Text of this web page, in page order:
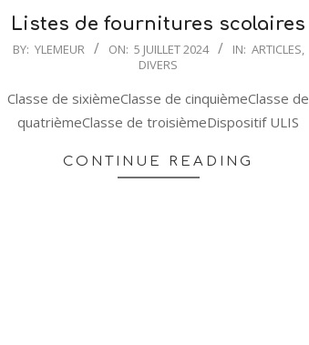
Listes de fournitures scolaires
2024-
05
BY: YLEMEUR ON: 5 JUILLET 2024 IN: ARTICLES,
DIVERS
Classe de sixièmeClasse de cinquièmeClasse de
quatrièmeClasse de troisièmeDispositif ULIS
CONTINUE READING